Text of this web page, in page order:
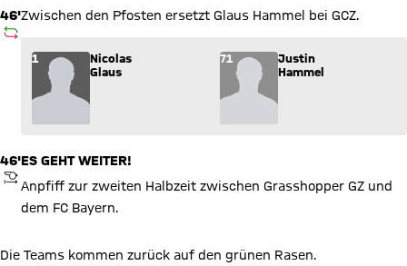
46'
AUSWECHSLUNG
Zwischen den Pfosten ersetzt Glaus Hammel bei GCZ.
Wechsel: Nicolas Glaus (1) kommt für Justin Hammel (71)
1
Nicolas
Glaus
71
Justin
Hammel
46'
ANPFIFF
ES GEHT WEITER!
Anpfiff zur zweiten Halbzeit zwischen Grasshopper GZ und
dem FC Bayern.
Die Teams kommen zurück auf den grünen Rasen.